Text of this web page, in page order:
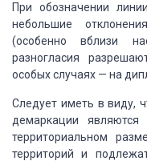
При обозначении линии
небольшие
(особенно вблизи
разногласия
особых случаях — на
Следует иметь в виду,
демаркации являются
территориальном
территорий и